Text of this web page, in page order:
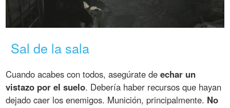
Sal de la sala
Cuando acabes con todos, asegúrate deechar un
vistazo por el suelo. Debería haber recursos que hayan
dejado caer los enemigos. Munición, principalmente. No